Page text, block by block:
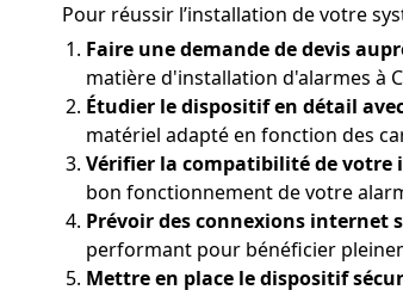
Pour réussir l’installation de votre
Faire une demande de devis
matière d'installation d'alarmes à
Étudier le dispositif en détail
matériel adapté en fonction des
Vérifier la compatibilité de
bon fonctionnement de votre
Prévoir des connexions internet
performant pour bénéficier
Mettre en place le dispositif